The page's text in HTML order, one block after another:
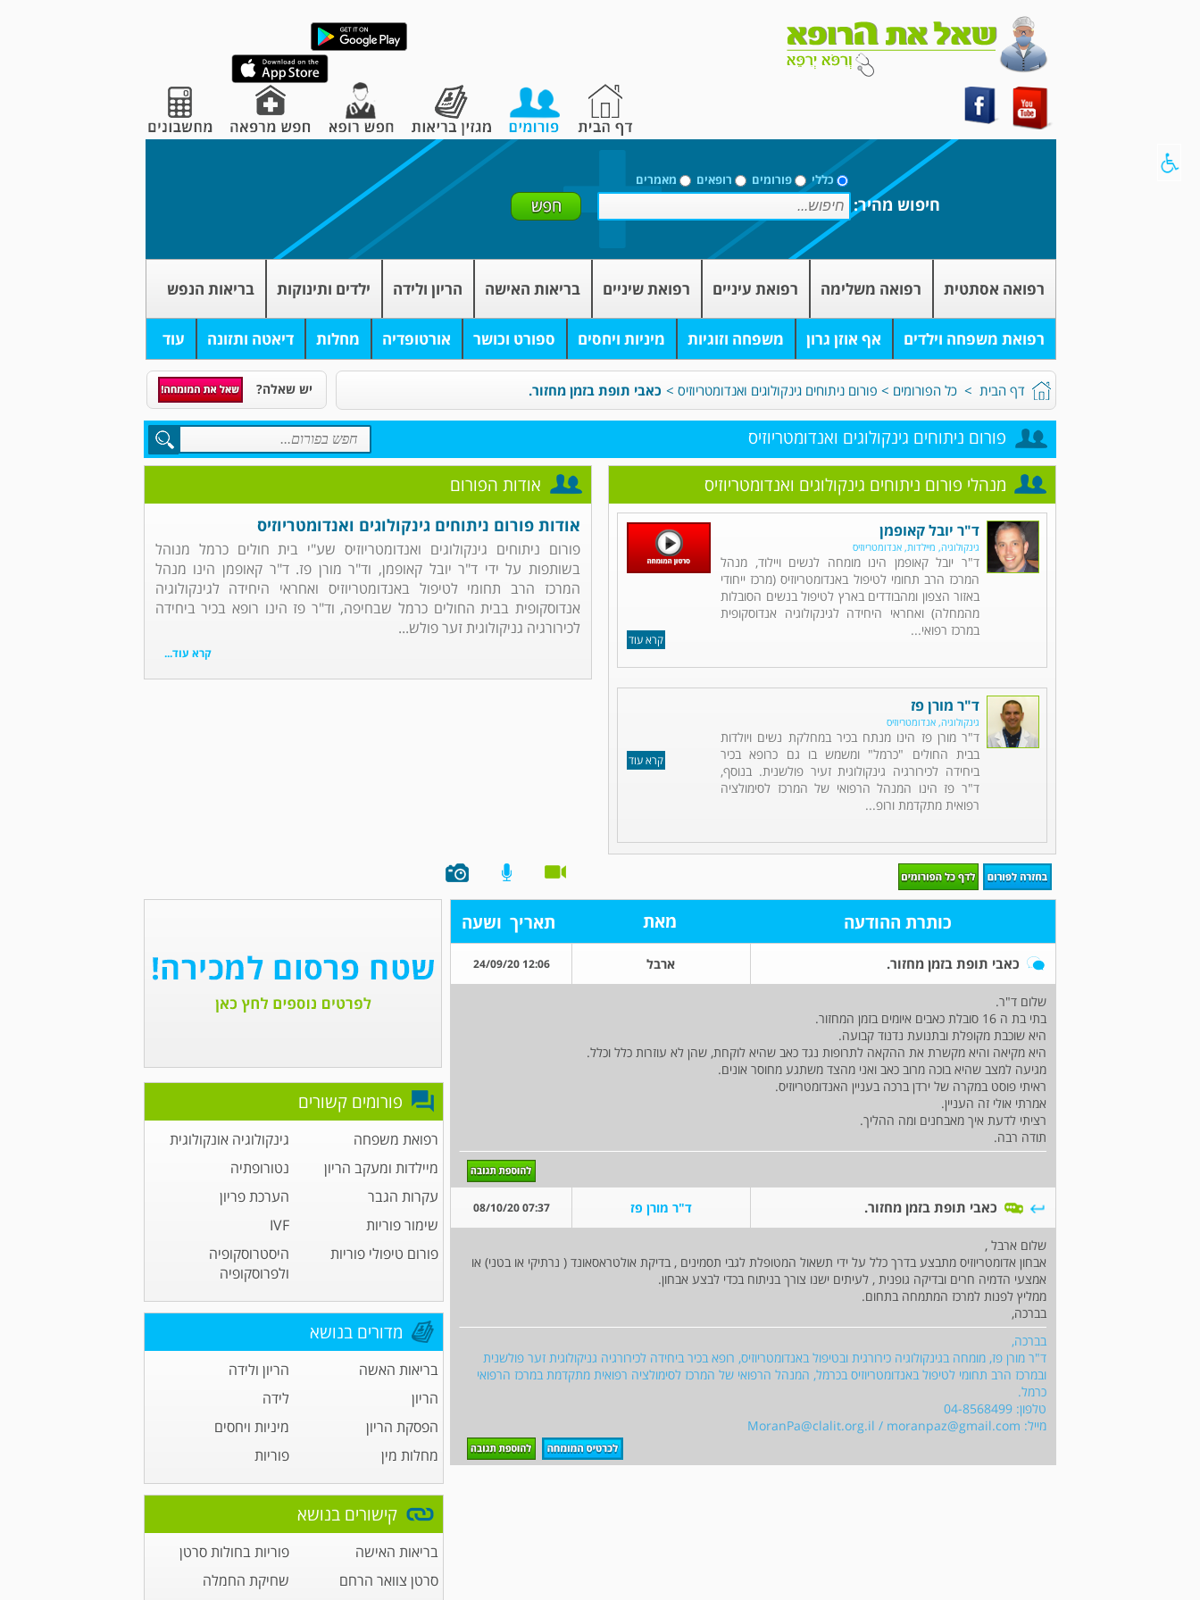
כללי פורומים רופאים מאמרים
חיפוש מהיר:
רפואה אסתטית רפואה משלימה רפואת עיניים רפואת שיניים בריאות האישה הריון ולידה ילדים ותינוקות בריאות הנפש
רפואת משפחה וילדים אף אוזן גרון משפחה וזוגיות מיניות ויחסים ספורט וכושר אורטופדיה מחלות דיאטה ותזונה עוד
דף הבית > כל הפורומים > פורום ניתוחים גינקולוגים ואנדומטריוזיס > כאבי תופת בזמן מחזור. יש שאלה?
פורום ניתוחים גינקולוגים ואנדומטריוזיס
אודות הפורום
אודות פורום ניתוחים גינקולוגים ואנדומטריוזיס
פורום ניתוחים גינקולוגים ואנדומטריוזיס שע"י בית חולים כרמל מנוהל
בשותפות על ידי ד"ר יובל קאופמן, וד"ר מורן פז. ד"ר קאופמן הינו מנהל
המרכז הרב תחומי לטיפול באנדומטריוזיס ואחראי היחידה לגינקולוגיה
אנדוסקופית בבית החולים כרמל שבחיפה, וד"ר פז הינו רופא בכיר ביחידה
לכירורגיה גניקולוגית זער פולש...
קרא עוד...
מנהלי פורום ניתוחים גינקולוגים ואנדומטריוזיס
קרא עוד
ד"ר יובל קאופמן
גינקולוגיה, מיילדות, אנדומטריוזיס
ד"ר יובל קאופמן הינו מומחה לנשים ויילוד, מנהל
המרכז הרב תחומי לטיפול באנדומטריוזיס (מרכז ייחודי
באזור הצפון ומהבודדים בארץ לטיפול בנשים הסובלות
מהמחלה) ואחראי היחידה לגינקולוגיה אנדוסקופית
במרכז רפואי...
קרא עוד
ד"ר מורן פז
גינקולוגיה, אנדומטריוזיס
ד"ר מורן פז הינו מנתח בכיר במחלקת נשים ויולדות
בבית החולים "כרמל" ומשמש בו גם כרופא בכיר
ביחידה לכירורגיה גינקולוגית זעיר פולשנית. בנוסף,
ד"ר פז הינו המנהל הרפואי של המרכז לסימולציה
רפואית מתקדמת ורופ...
כותרת ההודעה מאת תאריך ושעה
כאבי תופת בזמן מחזור. ארבל 12:06 24/09/20
שלום ד"ר.
בתי בת ה 16 סובלת כאבים איומים בזמן המחזור.
היא שוכבת מקופלת ובתנועת נדנוד קבועה.
היא מקיאה והיא מקשרת את ההקאה לתרופות נגד כאב שהיא לוקחת, שהן לא עוזרות כלל וכלל.
מגיעה למצב שהיא בוכה מרוב כאב ואני מהצד משתגע מחוסר אונים.
ראיתי פוסט במקרה של ירדן ברכה בעניין האנדומטריוזיס.
אמרתי אולי זה העניין.
רציתי לדעת איך מאבחנים ומה ההליך.
תודה רבה.
כאבי תופת בזמן מחזור. ד"ר מורן פז 07:37 08/10/20
שלום ארבל ,
אבחון אדומטריוזיס מתבצע בדרך כלל על ידי תשאול המטופלת לגבי תסמינים , בדיקת אולטראסאונד ( נרתיקי או בטני) או
אמצעי הדמיה חרים ובדיקה גופנית , לעיתים ישנו צורך בניתוח בכדי לבצע אבחון.
ממליץ לפנות למרכז המתמחה בתחום.
בברכה,
בברכה,
ד"ר מורן פז, מומחה בגינקולוגיה כירורגית ובטיפול באנדומטריוזיס, רופא בכיר ביחידה לכירורגיה גניקולוגית זער פולשנית
ובמרכז הרב תחומי לטיפול באנדומטריוזיס בכרמל, המנהל הרפואי של המרכז לסימולציה רפואית מתקדמת במרכז הרפואי
כרמל.
טלפון: 04-8568499
מייל:
MoranPa@clalit.org.il / moranpaz@gmail.com
פורומים קשורים
רפואת משפחה
גינקולוגיה אונקולוגית
מיילדות ומעקב הריון
נטורופתיה
עקרות הגבר
הערכת פריון
שימור פוריות
IVF
פורום טיפולי פוריות
היסטרוסקופיה
ולפרוסקופיה
מדורים בנושא
בריאות האשה
הריון ולידה
הריון
לידה
הפסקת הריון
מיניות ויחסים
מחלות מין
פוריות
קישורים בנושא
בריאות האישה
פוריות בחולות סרטן
סרטן צוואר הרחם
שחיקת החמלה